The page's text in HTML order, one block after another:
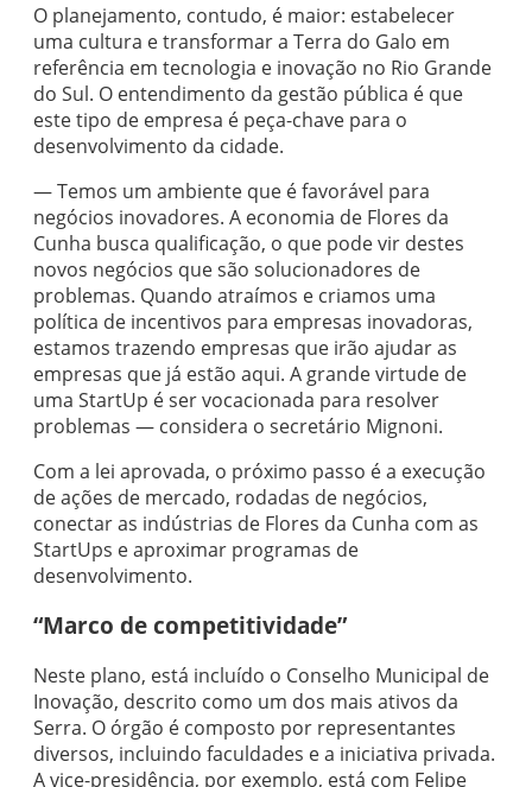
O planejamento, contudo, é maior: estabelecer
uma cultura e transformar a Terra do Galo em
referência em tecnologia e inovação no Rio Grande
do Sul. O entendimento da gestão pública é que
este tipo de empresa é peça-chave para o
desenvolvimento da cidade.
— Temos um ambiente que é favorável para
negócios inovadores. A economia de Flores da
Cunha busca qualificação, o que pode vir destes
novos negócios que são solucionadores de
problemas. Quando atraímos e criamos uma
política de incentivos para empresas inovadoras,
estamos trazendo empresas que irão ajudar as
empresas que já estão aqui. A grande virtude de
uma StartUp é ser vocacionada para resolver
problemas — considera o secretário Mignoni.
Com a lei aprovada, o próximo passo é a execução
de ações de mercado, rodadas de negócios,
conectar as indústrias de Flores da Cunha com as
StartUps e aproximar programas de
desenvolvimento.
“Marco de competitividade”
Neste plano, está incluído o Conselho Municipal de
Inovação, descrito como um dos mais ativos da
Serra. O órgão é composto por representantes
diversos, incluindo faculdades e a iniciativa privada.
A vice-presidência, por exemplo, está com Felipe